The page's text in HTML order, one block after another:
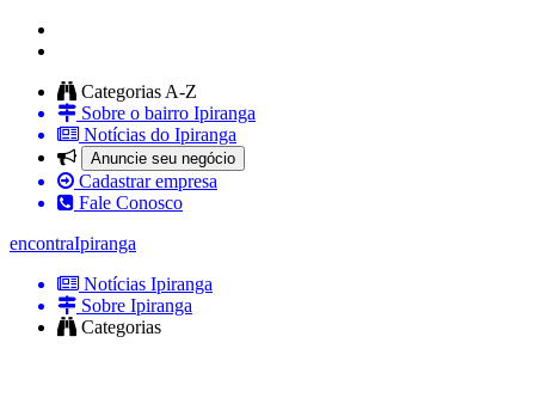
Categorias A-Z
Sobre o bairro Ipiranga
Notícias do Ipiranga
Anuncie seu negócio
Cadastrar empresa
Fale Conosco
encontraIpiranga
Notícias Ipiranga
Sobre Ipiranga
Categorias